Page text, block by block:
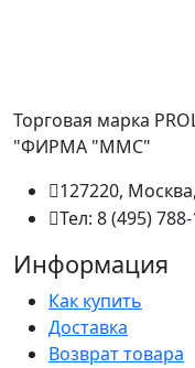
Торговая марка
"ФИРМА "ММС"
127220,
Тел: 8 (495)
Информация
Как купить
Доставка
Возврат товара